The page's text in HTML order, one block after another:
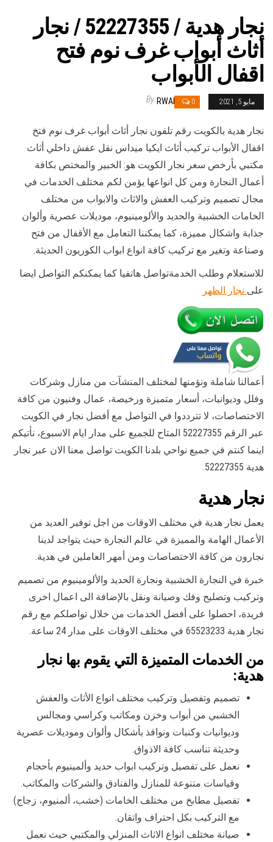
نجار هدية / 52227355 / نجار
أثاث أبواب غرف نوم فتح
اقفال الأبواب
مايو 5, 2021 0
By RWAN
نجار هدية بالكويت رقم تلفون نجار أثاث أبواب غرف نوم فتخ
اقفال الأبواب تركيب أثاث ايكيا ميداس نقل عفش داخلي أثاث
مكتبي بأرخص سعر نجار الكويت هو: الخبير والمختص بكافة
أعمال النجارة ومن كل انواعها يؤمن لكم مختلف الخدمات في
مجال تصميم وتركيب العفش والاثاث والابواب من مختلف
الخامات الخشبية والحديد والألومينيوم، موديلات عصرية وألوان
جذابة واشكال مميزة، كما يمكننا التعامل مع الأقفال من فتح
وصناعة وتغير مع تركيب كافة انواع ابواب الكوريون الحديثة.
للاستعلام وطلب الخدمةتواصل هاتفيا كما يمكنكم التواصل ايضا
على نجار الظهر
أعمالنا شاملة ونؤمنها لمختلف المنشآت من منازل وشركات
وفلل وديوانيات، أسعار متميزة ورخيصة، عمال وفنيون من كافة
الاختصاصات، لا تترددوا في التواصل مع أفضل نجار في الكويت
عبر الرقم 52227355 المتاح للجميع على مدار ايام الاسبوع، نأتيكم
اينما كنتم في جميع نواحي بلدنا الكويت تواصل معنا الان عبر نجار
هدية 52227355.
نجار هدية
يعمل نجار هدية في مختلف الاوقات من اجل توفير العديد من
الأعمال الهامة والمميزة في عالم النجارة حيث يتواجد لدينا
نجارون من كافة الاختصاصات ومن أمهر العاملين في هدية.
خبرة في النجارة الخشبية ونجارة الحديد والألومينيوم من تصميم
وتركيب وتصليح وفك وصيانة ونقل بالإضافة الى اعمال اخرى
فريدة، احصلوا على أفضل الخدمات من خلال تواصلكم مع رقم
نجار هدية 65523233 في مختلف الاوقات على مدار 24 ساعة.
من الخدمات المتميزة التي يقوم بها نجار
هدية:
تصميم وتفصيل وتركيب مختلف انواع الأثاث والعفش
الخشبي من أبواب وخزن ومكاتب وكراسي ومجالس
وديوانيات وكنبات ونوافذ بأشكال وألوان وموديلات عصرية
وحديثة تناسب كافة الاذواق.
نعمل على تفصيل وتركيب ابواب حديد وألمينيوم بأحجام
وقياسات متنوعة للمنازل والفنادق والشركات والمكاتب.
تفصيل مطابخ من مختلف الخامات (خشب، ألمنيوم، زجاج)
مع التركيب بكل احتراف واتقان.
صيانة مختلف انواع الاثاث المنزلي والمكتبي حيث نعمل